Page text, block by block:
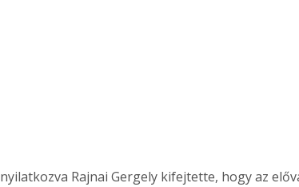
nyilatkozva Rajnai Gergely kifejtette, hogy az